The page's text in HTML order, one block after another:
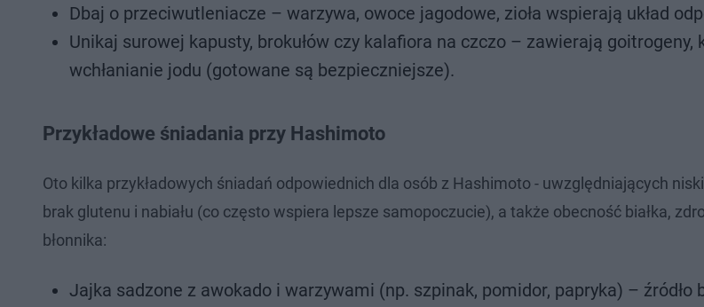
Dbaj o przeciwutleniacze – warzywa, owoce jagodowe, zioła wspierają układ
Unikaj surowej kapusty, brokułów czy kalafiora na czczo – zawierają
wchłanianie jodu (gotowane są bezpieczniejsze).
Przykładowe śniadania przy Hashimoto
Oto kilka przykładowych śniadań odpowiednich dla osób z Hashimoto - uwzględniających
brak glutenu i nabiału (co często wspiera lepsze samopoczucie), a także obecność białka,
błonnika:
Jajka sadzone z awokado i warzywami (np. szpinak, pomidor, papryka) – źródło